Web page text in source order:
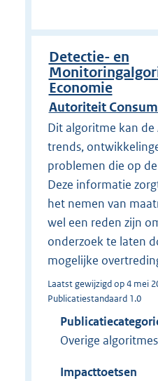
Detectie- en
Economie
Autoriteit
Dit algoritme kan de
trends,
problemen die op
Deze informatie
het nemen van
wel een reden zijn
onderzoek te laten
mogelijke
Laatst gewijzigd op 4 mei
Publicatiestandaard 1.0
Overige algoritmes
Impacttoetsen